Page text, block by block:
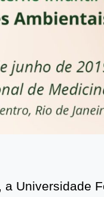
, a Universidade